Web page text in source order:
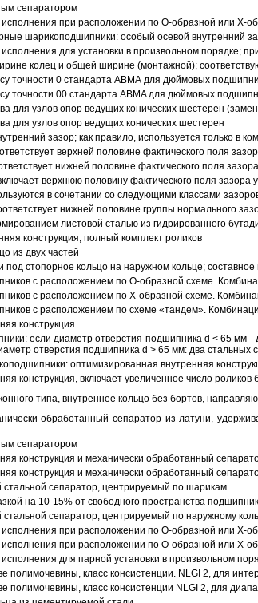
сепаратором
при расположении по О-образной или Х-
шарикоподшипники: особый осевой внутренний
для установки в произвольном порядке;
колец и общей ширине (монтажной);
точности 0 стандарта АВМА для дюймовых
точности 00 стандарта ABMA для дюймовых
для узлов опор ведущих конических шестерен
для узлов опор ведущих конических шестерен
зазор; как правило, используется только
верхней половине фактического поля
нижней половине фактического поля
верхнюю половину фактического поля
в сочетании со следующими классами
нижней половине группы нормального
листовой сталью из гидрированного
конструкция, полный комплект роликов
из двух частей
стопорное кольцо на наружном кольце;
с расположением по О-образной схеме.
с расположением по Х-образной схеме.
с расположением по схеме «тандем».
конструкция
если диаметр отверстия подшипника d < 65 мм
отверстия подшипника d > 65 мм: два
оптимизированная внутренняя
конструкция, включает увеличенное число
типа, внутреннее кольцо без бортов,
обработанный сепаратор из латуни,
сепаратором
конструкция и механически обработанный
конструкция и механически обработанный
сепаратор, центрируемый по шарикам
на 10-15% от свободного пространства
сепаратор, центрируемый по наружному
при расположении по О-образной или Х-
при расположении по О-образной или Х-
для парной установки в произвольном
полимочевины, класс консистенции. NLGI 2, для
полимочевины, класс консистенции NLGI 2, для